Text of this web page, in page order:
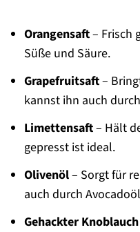
Orangensaft– Frisch
Süße und Säure.
Grapefruitsaft–
kannst ihn auch
Limettensaft– Hält
gepresst ist ideal.
Olivenöl– Sorgt für
auch durch
Gehackter Knoblauch